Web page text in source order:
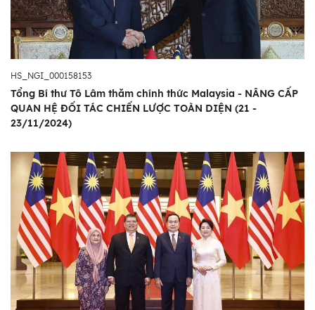
HS_NGI_000158153
Tổng Bí thư Tô Lâm thăm chính thức Malaysia - NÂNG CẤP
QUAN HỆ ĐỐI TÁC CHIẾN LƯỢC TOÀN DIỆN (21 -
23/11/2024)